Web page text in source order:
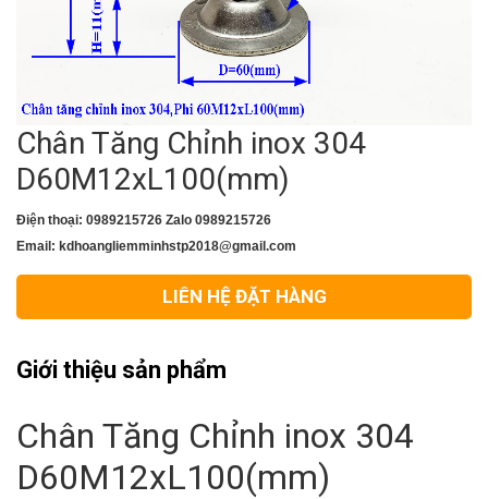
Chân Tăng Chỉnh inox 304
D60M12xL100(mm)
Điện thoại: 0989215726 Zalo 0989215726
Email: kdhoangliemminhstp2018@gmail.com
LIÊN HỆ ĐẶT HÀNG
Giới thiệu sản phẩm
Chân Tăng Chỉnh inox 304
D60M12xL100(mm)